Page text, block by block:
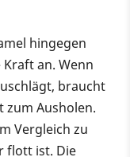
hingegen
an. Wenn
braucht
zum Ausholen.
Vergleich zu
flott ist. Die